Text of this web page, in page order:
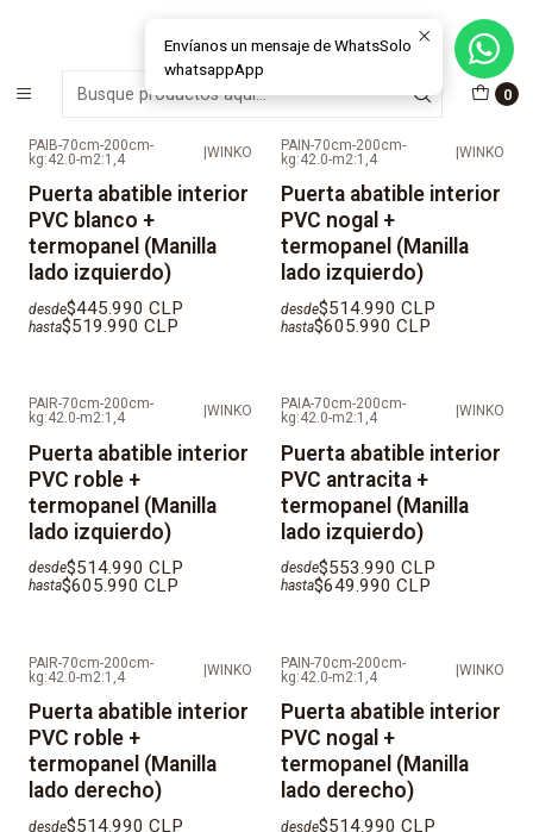
0
MÁS DE 15 AÑOS FABRICANDO E INSTALANDO SOLUCIONES DE
CRISTAL Y VENTANAS
Inicio Ventanas
PAIB-70cm-200cm-
kg:42.0-m2:1,4
WINKO
Puerta abatible interior
PVC blanco +
termopanel (Manilla
lado izquierdo)
desde$445.990 CLP
hasta$519.990 CLP
PAIN-70cm-200cm-
kg:42.0-m2:1,4
WINKO
Puerta abatible interior
PVC nogal +
termopanel (Manilla
lado izquierdo)
desde$514.990 CLP
hasta$605.990 CLP
PAIR-70cm-200cm-
kg:42.0-m2:1,4
WINKO
Puerta abatible interior
PVC roble +
termopanel (Manilla
lado izquierdo)
desde$514.990 CLP
hasta$605.990 CLP
PAIA-70cm-200cm-
kg:42.0-m2:1,4
WINKO
Puerta abatible interior
PVC antracita +
termopanel (Manilla
lado izquierdo)
desde$553.990 CLP
hasta$649.990 CLP
PAIR-70cm-200cm-
kg:42.0-m2:1,4
|WINKO
Puerta abatible interior
PVC roble +
termopanel (Manilla
lado derecho)
desde$514.990 CLP
PAIN-70cm-200cm-
kg:42.0-m2:1,4
|WINKO
Puerta abatible interior
PVC nogal +
termopanel (Manilla
lado derecho)
desde$514.990 CLP
Envíanos un mensaje de WhatsSolo
whatsappApp